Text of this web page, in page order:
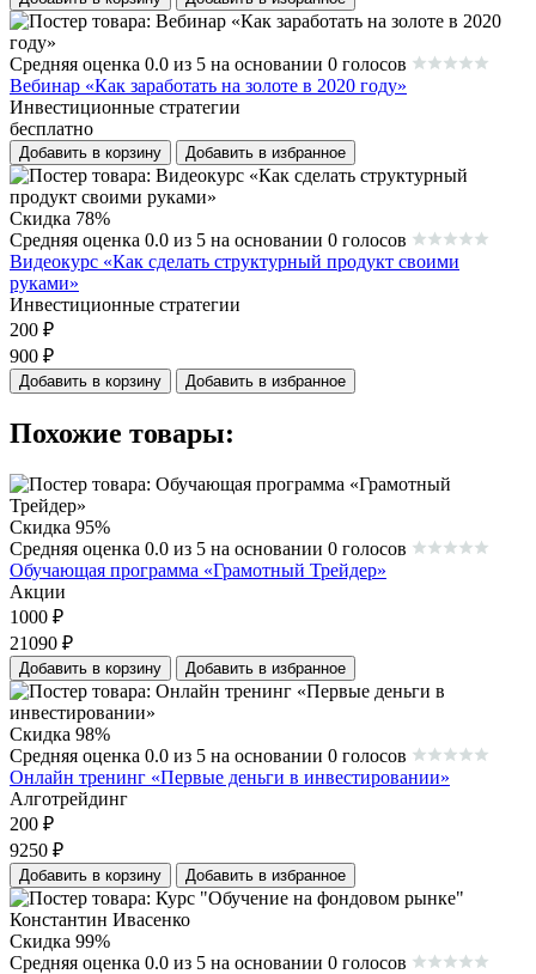
Средняя оценка 0.0 из 5 на основании 0 голосов
Вебинар «Как заработать на золоте в 2020 году»
Инвестиционные стратегии
бесплатно
Добавить в корзину Добавить в избранное
Скидка 78%
Средняя оценка 0.0 из 5 на основании 0 голосов
Видеокурс «Как сделать структурный продукт своими
руками»
Инвестиционные стратегии
200 ₽
900 ₽
Добавить в корзину Добавить в избранное
Похожие товары:
Скидка 95%
Средняя оценка 0.0 из 5 на основании 0 голосов
Обучающая программа «Грамотный Трейдер»
Акции
1000 ₽
21090 ₽
Добавить в корзину Добавить в избранное
Скидка 98%
Средняя оценка 0.0 из 5 на основании 0 голосов
Онлайн тренинг «Первые деньги в инвестировании»
Алготрейдинг
200 ₽
9250 ₽
Добавить в корзину Добавить в избранное
Скидка 99%
Средняя оценка 0.0 из 5 на основании 0 голосов